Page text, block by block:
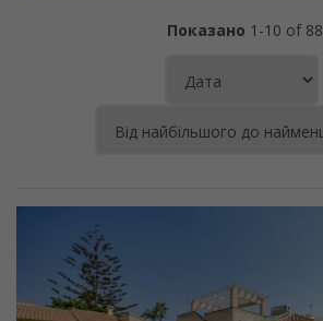
Показано 1-10 of 88